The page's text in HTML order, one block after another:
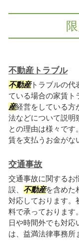
不動産トラブル
不動産トラブルの代
ている場合の家賃ト
産経営をしている方
法などについて説明
との理由は様々です
賃を支払うお金がな
交通事故
交通事故に関するお
誤、 不動産を含めた
対応しております。
料で承っております
日や時間外でも対
は、益満法律事務所